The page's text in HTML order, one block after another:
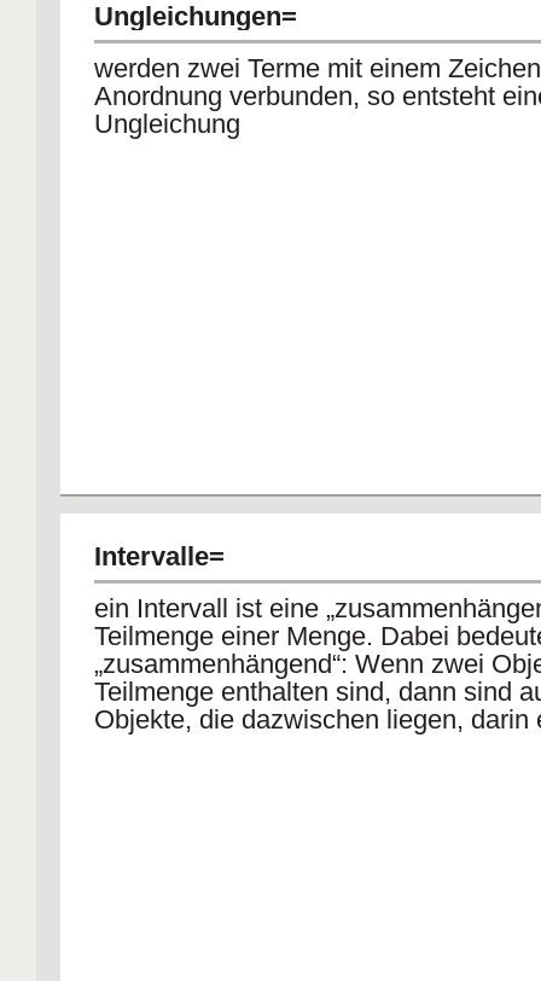
Ungleichungen=
werden zwei Terme mit einem
Anordnung verbunden, so entsteht
Ungleichung
Intervalle=
ein Intervall ist eine
Teilmenge einer Menge. Dabei
„zusammenhängend“: Wenn zwei
Teilmenge enthalten sind, dann sind
Objekte, die dazwischen liegen, darin